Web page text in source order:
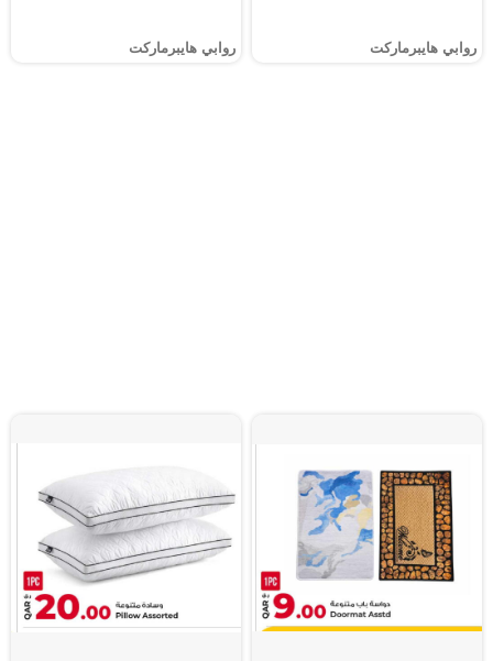
روابي هايبرماركت روابي هايبرماركت